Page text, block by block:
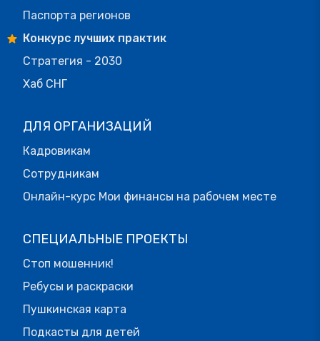
Паспорта регионов
Конкурс лучших практик
Стратегия - 2030
Хаб СНГ
ДЛЯ ОРГАНИЗАЦИЙ
Кадровикам
Сотрудникам
Онлайн-курс Мои финансы на рабочем месте
СПЕЦИАЛЬНЫЕ ПРОЕКТЫ
Стоп мошенник!
Ребусы и раскраски
Пушкинская карта
Подкасты для детей